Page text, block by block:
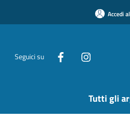
Accedi
Seguici su
Tutti gli